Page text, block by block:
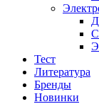
Тест
Литература
Бренды
Новинки